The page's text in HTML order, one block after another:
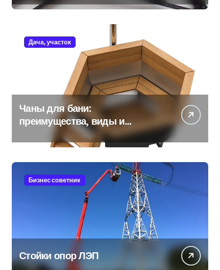
Дача, участок
Чаны для бани:
преимущества, виды и
особенности использования
Бизнес советник
Стойки опор ЛЭП